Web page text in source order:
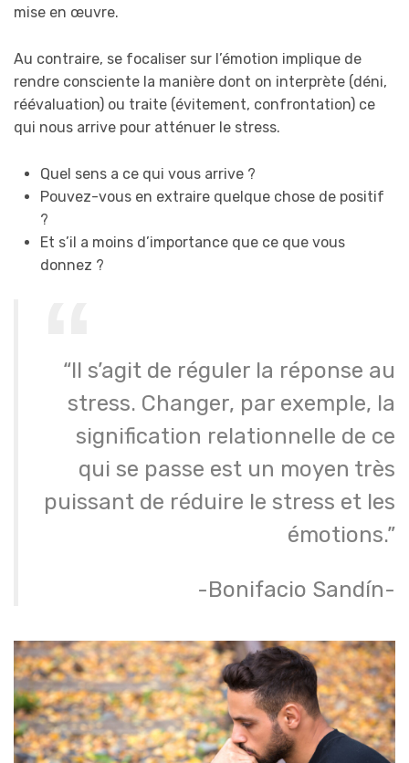
mise en œuvre.
Au contraire, se focaliser sur l’émotion implique de
rendre consciente la manière dont on interprète (déni,
réévaluation) ou traite (évitement, confrontation) ce
qui nous arrive pour atténuer le stress.
Quel sens a ce qui vous arrive ?
Pouvez-vous en extraire quelque chose de positif
?
Et s’il a moins d’importance que ce que vous
donnez ?
“Il s’agit de réguler la réponse au
stress. Changer, par exemple, la
signification relationnelle de ce
qui se passe est un moyen très
puissant de réduire le stress et les
émotions.”
-Bonifacio Sandín-